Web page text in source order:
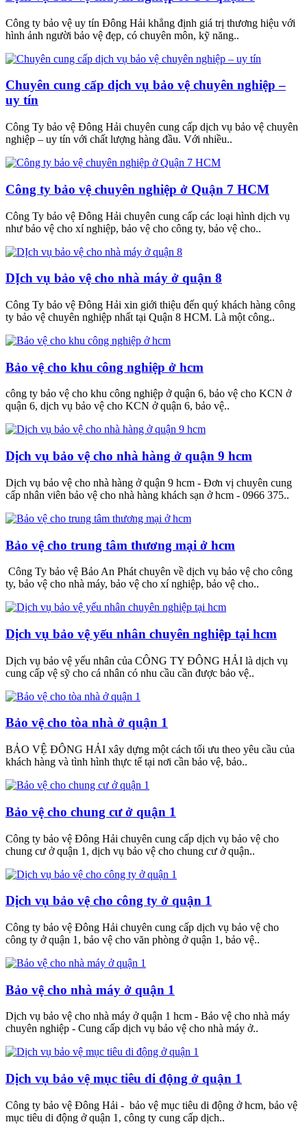
Công ty bảo vệ uy tín Đông Hải khẳng định giá trị thương hiệu với
hình ảnh người bảo vệ đẹp, có chuyên môn, kỹ năng..
Chuyên cung cấp dịch vụ bảo vệ chuyên nghiệp –
uy tín
Công Ty bảo vệ Đông Hải chuyên cung cấp dịch vụ bảo vệ chuyên
nghiệp – uy tín với chất lượng hàng đầu. Với nhiều..
Công ty bảo vệ chuyên nghiệp ở Quận 7 HCM
Công Ty bảo vệ Đông Hải chuyên cung cấp các loại hình dịch vụ
như bảo vệ cho xí nghiệp, bảo vệ cho công ty, bảo vệ cho..
DỊch vụ bảo vệ cho nhà máy ở quận 8
Công Ty bảo vệ Đông Hải xin giới thiệu đến quý khách hàng công
ty bảo vệ chuyên nghiệp nhất tại Quận 8 HCM. Là một công..
Bảo vệ cho khu công nghiệp ở hcm
công ty bảo vệ cho khu công nghiệp ở quận 6, bảo vệ cho KCN ở
quận 6, dịch vụ bảo vệ cho KCN ở quận 6, bảo vệ..
Dịch vụ bảo vệ cho nhà hàng ở quận 9 hcm
Dịch vụ bảo vệ cho nhà hàng ở quận 9 hcm - Đơn vị chuyên cung
cấp nhân viên bảo vệ cho nhà hàng khách sạn ở hcm - 0966 375..
Bảo vệ cho trung tâm thương mại ở hcm
Công Ty bảo vệ Bảo An Phát chuyên về dịch vụ bảo vệ cho công
ty, bảo vệ cho nhà máy, bảo vệ cho xí nghiệp, bảo vệ cho..
Dịch vụ bảo vệ yếu nhân chuyên nghiệp tại hcm
Dịch vụ bảo vệ yếu nhân của CÔNG TY ĐÔNG HẢI là dịch vụ
cung cấp vệ sỹ cho cá nhân có nhu cầu cần được bảo vệ..
Bảo vệ cho tòa nhà ở quận 1
BẢO VỆ ĐÔNG HẢI xây dựng một cách tối ưu theo yêu cầu của
khách hàng và tình hình thực tế tại nơi cần bảo vệ, bảo..
Bảo vệ cho chung cư ở quận 1
Công ty bảo vệ Đông Hải chuyên cung cấp dịch vụ bảo vệ cho
chung cư ở quận 1, dịch vụ bảo vệ cho chung cư ở quận..
Dịch vụ bảo vệ cho công ty ở quận 1
Công ty bảo vệ Đông Hải chuyên cung cấp dịch vụ bảo vệ cho
công ty ở quận 1, bảo vệ cho văn phòng ở quận 1, bảo vệ..
Bảo vệ cho nhà máy ở quận 1
Dịch vụ bảo vệ cho nhà máy ở quận 1 hcm - Bảo vệ cho nhà máy
chuyên nghiệp - Cung cấp dịch vụ bảo vệ cho nhà máy ở..
Dịch vụ bảo vệ mục tiêu di động ở quận 1
Công ty bảo vệ Đông Hải - bảo vệ mục tiêu di động ở hcm, bảo vệ
mục tiêu di động ở quận 1, công ty cung cấp dịch..